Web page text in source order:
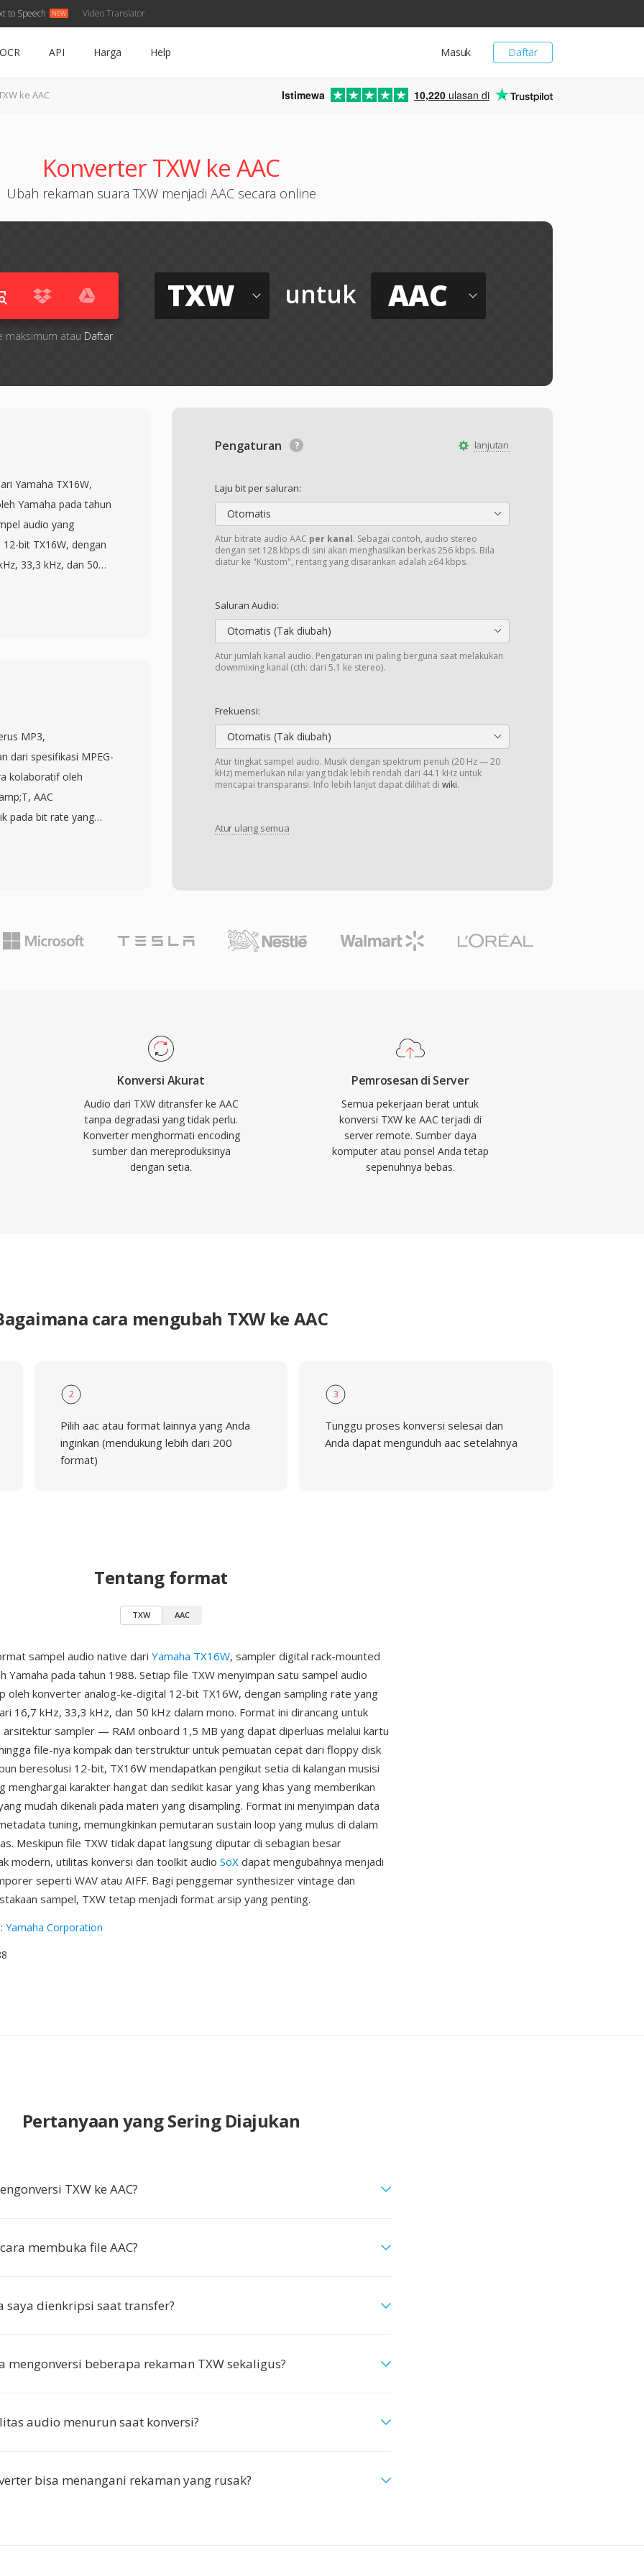
to Speech Video Translator
Daftar
Masuk
OCR API Harga Help
ke AAC Istimewa 10,220 ulasan di
Konverter TXW ke AAC
Ubah rekaman suara TXW menjadi AAC secara online
maksimum atau Daftar
TXW untuk AAC
lanjutan
Pengaturan
Laju bit per saluran:
Otomatis
Atur bitrate audio AAC per kanal. Sebagai contoh, audio stereo
dengan set 128 kbps di sini akan menghasilkan berkas 256 kbps. Bila
diatur ke "Kustom", rentang yang disarankan adalah ≥64 kbps.
Saluran Audio:
Otomatis (Tak diubah)
Atur jumlah kanal audio. Pengaturan ini paling berguna saat melakukan
downmixing kanal (cth: dari 5.1 ke stereo).
Frekuensi:
Otomatis (Tak diubah)
Atur tingkat sampel audio. Musik dengan spektrum penuh (20 Hz — 20
kHz) memerlukan nilai yang tidak lebih rendah dari 44.1 kHz untuk
mencapai transparansi. Info lebih lanjut dapat dilihat di wiki.
Atur ulang semua
Yamaha TX16W,
Yamaha pada tahun
audio yang
bit TX16W, dengan
33,3 kHz, dan 50
bekerja dalam
yang mudah
pemutaran sustain
file TXW
perangkat lunak
dapat
seperti WAV atau
kurator
MP3,
dari spesifikasi MPEG-
kolaboratif oleh
AAC
pada bit rate yang
umumnya
iPad), YouTube,
pertamanya adalah
untuk segala
suara surround.
dan pihak lain
modern, browser,
AAC secara native
Konversi Akurat
Audio dari TXW ditransfer ke AAC
tanpa degradasi yang tidak perlu.
Konverter menghormati encoding
sumber dan mereproduksinya
dengan setia.
Pemrosesan di Server
Semua pekerjaan berat untuk
konversi TXW ke AAC terjadi di
server remote. Sumber daya
komputer atau ponsel Anda tetap
sepenuhnya bebas.
cara mengubah TXW ke AAC
2
Pilih aac atau format lainnya yang Anda
inginkan (mendukung lebih dari 200
format)
3
Tunggu proses konversi selesai dan
Anda dapat mengunduh aac setelahnya
Tentang format
TXW AAC
sampel audio native dari Yamaha TX16W, sampler digital rack-mounted
Yamaha pada tahun 1988. Setiap file TXW menyimpan satu sampel audio
oleh konverter analog-ke-digital 12-bit TX16W, dengan sampling rate yang
16,7 kHz, 33,3 kHz, dan 50 kHz dalam mono. Format ini dirancang untuk
arsitektur sampler — RAM onboard 1,5 MB yang dapat diperluas melalui kartu
file-nya kompak dan terstruktur untuk pemuatan cepat dari floppy disk
beresolusi 12-bit, TX16W mendapatkan pengikut setia di kalangan musisi
menghargai karakter hangat dan sedikit kasar yang khas yang memberikan
mudah dikenali pada materi yang disampling. Format ini menyimpan data
tuning, memungkinkan pemutaran sustain loop yang mulus di dalam
Meskipun file TXW tidak dapat langsung diputar di sebagian besar
modern, utilitas konversi dan toolkit audio SoX dapat mengubahnya menjadi
seperti WAV atau AIFF. Bagi penggemar synthesizer vintage dan
sampel, TXW tetap menjadi format arsip yang penting.
: Yamaha Corporation
Pertanyaan yang Sering Diajukan
TXW ke AAC?
membuka file AAC?
saya dienkripsi saat transfer?
mengonversi beberapa rekaman TXW sekaligus?
audio menurun saat konversi?
bisa menangani rekaman yang rusak?